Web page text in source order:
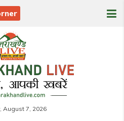
August 7, 2026